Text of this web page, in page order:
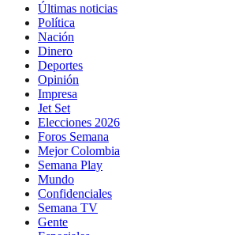
Últimas noticias
Política
Nación
Dinero
Deportes
Opinión
Impresa
Jet Set
Elecciones 2026
Foros Semana
Mejor Colombia
Semana Play
Mundo
Confidenciales
Semana TV
Gente